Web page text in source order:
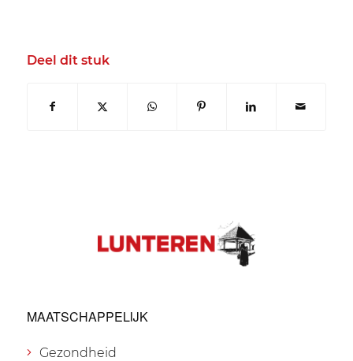
Deel dit stuk
MAATSCHAPPELIJK
Gezondheid